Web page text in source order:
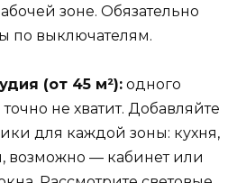
зоне. Обязательно
по выключателям.
(от 45 м²): одного
не хватит. Добавляйте
для каждой зоны: кухня,
возможно — кабинет или